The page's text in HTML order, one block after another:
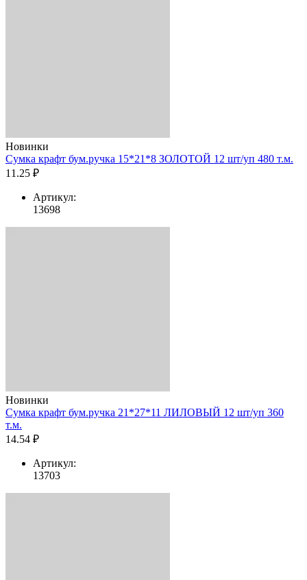
Новинки
Сумка крафт бум.ручка 15*21*8 ЗОЛОТОЙ 12 шт/уп 480 т.м.
11.25 ₽
Артикул:
13698
Новинки
Сумка крафт бум.ручка 21*27*11 ЛИЛОВЫЙ 12 шт/уп 360
т.м.
14.54 ₽
Артикул:
13703